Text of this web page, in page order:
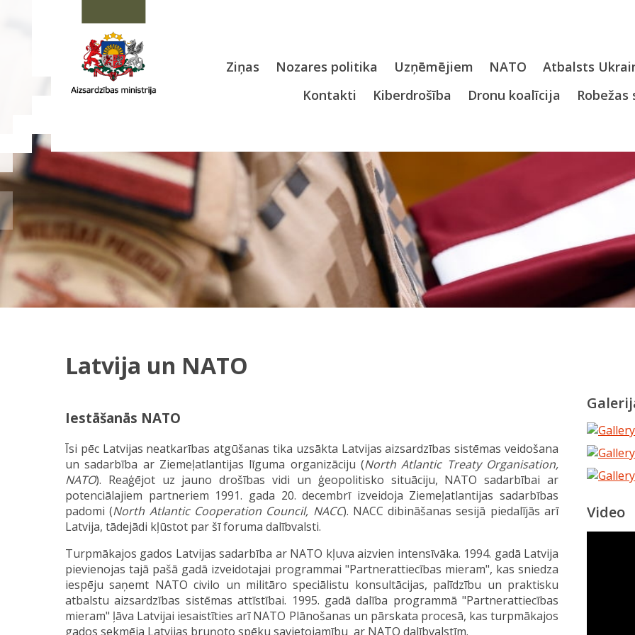
Ziņas Nozares politika Uzņēmējiem NATO
Atbalsts
Kontakti
Kiberdrošība Dronu koalīcija
Latvija un NATO
Iestāšanās NATO
Īsi pēc Latvijas neatkarības atgūšanas tika uzsākta Latvijas aizsardzības sistēmas veidošana
un sadarbība ar Ziemeļatlantijas līguma organizāciju (North Atlantic Treaty Organisation,
NATO). Reaģējot uz jauno drošības vidi un ģeopolitisko situāciju, NATO sadarbībai ar
potenciālajiem partneriem 1991. gada 20. decembrī izveidoja Ziemeļatlantijas sadarbības
padomi (North Atlantic Cooperation Council, NACC). NACC dibināšanas sesijā piedalījās arī
Latvija, tādejādi kļūstot par šī foruma dalībvalsti.
Turpmākajos gados Latvijas sadarbība ar NATO kļuva aizvien intensīvāka. 1994. gadā Latvija
pievienojas tajā pašā gadā izveidotajai programmai "Partnerattiecības mieram", kas sniedza
iespēju saņemt NATO civilo un militāro speciālistu konsultācijas, palīdzību un praktisku
atbalstu aizsardzības sistēmas attīstībai. 1995. gadā dalība programmā "Partnerattiecības
mieram" ļāva Latvijai iesaistīties arī NATO Plānošanas un pārskata procesā, kas turpmākajos
gados sekmēja Latvijas bruņoto spēku savietojamību ar NATO dalībvalstīm.
Video